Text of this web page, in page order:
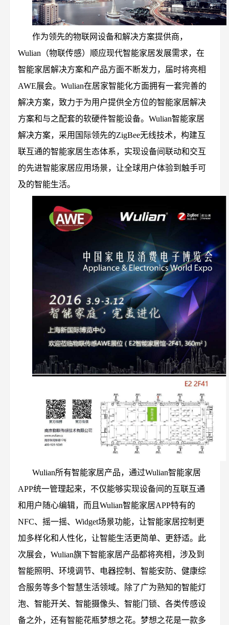
作为领先的物联网设备和解决方案提供商，
Wulian （物联传感）顺应现代智能家居发展需求，在
智能家居解决方案和产品方面不断发力，届时将亮相
AWE展会。Wulian在居家智能化方面拥有一套完善的
解决方案，致力于为用户提供全方位的智能家居解决
方案和与之配套的软硬件智能设备。Wulian智能家居
解决方案，采用国际领先的ZigBee无线技术，构建互
联互通的智能家居生态体系，实现设备间联动和交互
的先进智能家居应用场景，让全球用户体验到触手可
及的智能生活。
Wulian所有智能家居产品，通过Wulian智能家居
APP统一管理起来，不仅能够实现设备间的互联互通
和用户随心编辑，而且Wulian智能家居APP特有的
NFC、摇一摇、Widget场景功能，让智能家居控制更
加多样化和人性化，让智能生活更简单、更舒适。此
次展会，Wulian旗下智能家居产品都将亮相，涉及到
智能照明、环境调节、电器控制、智能安防、健康综
合服务等多个智慧生活领域。除了广为熟知的智能灯
泡、智能开关、智能摄像头、智能门锁、各类传感设
备之外，还有智能花瓶梦想之花。梦想之花是一款多